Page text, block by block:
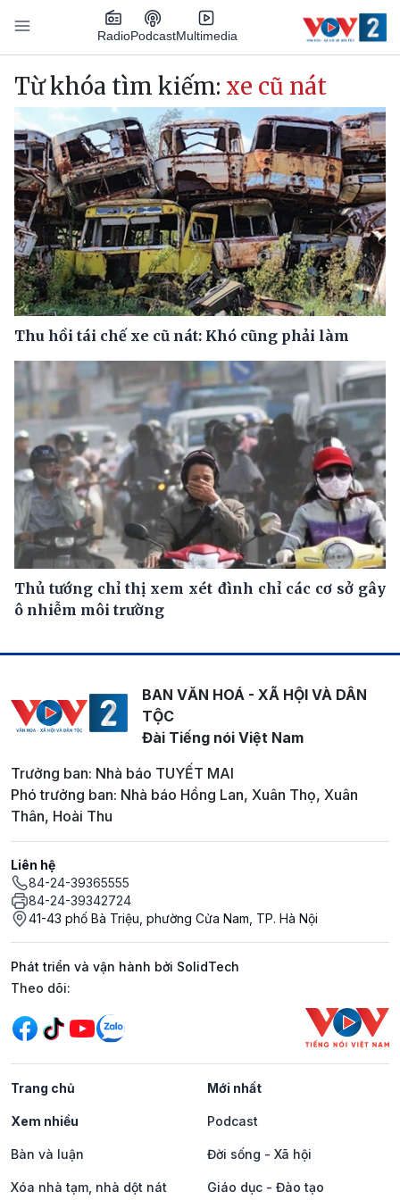
Nhảy đến nội dung
RadioPodcastMultimedia
Main navigation
Từ khóa tìm kiếm: xe cũ nát
Thu hồi tái chế xe cũ nát: Khó cũng phải làm
Thủ tướng chỉ thị xem xét đình chỉ các cơ sở gây
ô nhiễm môi trường
BAN VĂN HOÁ - XÃ HỘI VÀ DÂN
TỘC
Đài Tiếng nói Việt Nam
Trưởng ban: Nhà báo TUYẾT MAI
Phó trưởng ban: Nhà báo Hồng Lan, Xuân Thọ, Xuân
Thân, Hoài Thu
Liên hệ
84-24-39365555
84-24-39342724
41-43 phố Bà Triệu, phường Cửa Nam, TP. Hà Nội
Phát triển và vận hành bởi SolidTech
Mạng xã hội
Theo dõi:
Trang chủ Mới nhất
Xem nhiều Podcast
Bàn và luận Đời sống - Xã hội
Xóa nhà tạm, nhà dột nát Giáo dục - Đào tạo